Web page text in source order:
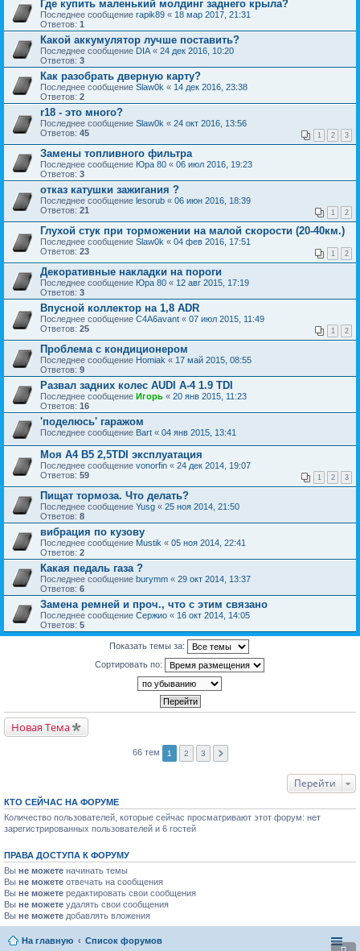
Где купить маленький молдинг заднего крыла?
Последнее сообщение rapik89 « 18 мар 2017, 21:31
Ответов: 1
Какой аккумулятор лучше поставить?
Последнее сообщение DIA « 24 дек 2016, 10:20
Ответов: 3
Как разобрать дверную карту?
Последнее сообщение Slаw0k « 14 дек 2016, 23:38
Ответов: 2
r18 - это много?
Последнее сообщение Slаw0k « 24 окт 2016, 13:56
Ответов: 45 1 2 3
Замены топливного фильтра
Последнее сообщение Юра 80 « 06 июл 2016, 19:23
Ответов: 3
отказ катушки зажигания ?
Последнее сообщение lesorub « 06 июн 2016, 18:39
Ответов: 21 1 2
Глухой стук при торможении на малой скорости (20-40км.)
Последнее сообщение Slаw0k « 04 фев 2016, 17:51
Ответов: 23 1 2
Декоративные накладки на пороги
Последнее сообщение Юра 80 « 12 авг 2015, 17:19
Ответов: 3
Впусной коллектор на 1,8 ADR
Последнее сообщение C4A6avant « 07 июл 2015, 11:49
Ответов: 25 1 2
Проблема с кондиционером
Последнее сообщение Homiak « 17 май 2015, 08:55
Ответов: 9
Развал задних колес AUDI A-4 1.9 TDI
Последнее сообщение Игорь « 20 янв 2015, 11:23
Ответов: 16
'поделюсь' гаражом
Последнее сообщение Bart « 04 янв 2015, 13:41
Моя А4 В5 2,5TDI эксплуатация
Последнее сообщение vonorfin « 24 дек 2014, 19:07
Ответов: 59 1 2 3
Пищат тормоза. Что делать?
Последнее сообщение Yusg « 25 ноя 2014, 21:50
Ответов: 8
вибрация по кузову
Последнее сообщение Mustik « 05 ноя 2014, 22:41
Ответов: 2
Какая педаль газа ?
Последнее сообщение burymm « 29 окт 2014, 13:37
Ответов: 6
Замена ремней и проч., что с этим связано
Последнее сообщение Сержио « 16 окт 2014, 14:05
Ответов: 5
Показать темы за:
Сортировать по:
Новая Тема
66 тем 1 2 3
Перейти
КТО СЕЙЧАС НА ФОРУМЕ
Количество пользователей, которые сейчас просматривают этот форум: нет
зарегистрированных пользователей и 6 гостей
ПРАВА ДОСТУПА К ФОРУМУ
Вы не можете начинать темы
Вы не можете отвечать на сообщения
Вы не можете редактировать свои сообщения
Вы не можете удалять свои сообщения
Вы не можете добавлять вложения
На главную Список форумов